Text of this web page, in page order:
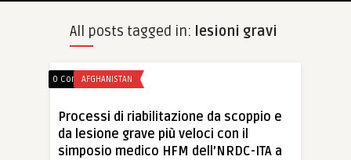
All posts tagged in: lesioni gravi
0 CommentsAFGHANISTAN
Processi di riabilitazione da scoppio e
da lesione grave più veloci con il
simposio medico HFM dell’NRDC-ITA a